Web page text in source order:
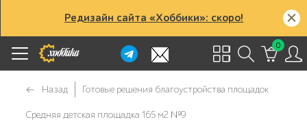
Редизайн сайта «Хоббики»: скоро!
0
Назад Готовые решения благоустройства площадок
Средняя детская площадка 165 м2 №9